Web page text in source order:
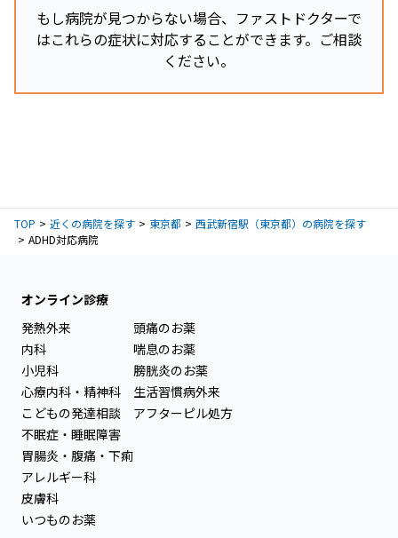
もし病院が見つからない場合、ファストドクターで
はこれらの症状に対応することができます。ご相談
ください。
TOP 近くの病院を探す 東京都
西武新宿駅（東京都）の病院を探す
ADHD対応病院
オンライン診療
発熱外来
内科
小児科
心療内科・精神科
こどもの発達相談
不眠症・睡眠障害
胃腸炎・腹痛・下痢
アレルギー科
皮膚科
いつものお薬
頭痛のお薬
喘息のお薬
膀胱炎のお薬
生活習慣病外来
アフターピル処方